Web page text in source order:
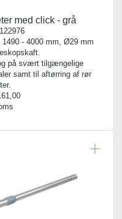
med click - grå
122976
- 4000 mm, Ø29 mm
på svært tilgængelige
samt til aftørring af rør